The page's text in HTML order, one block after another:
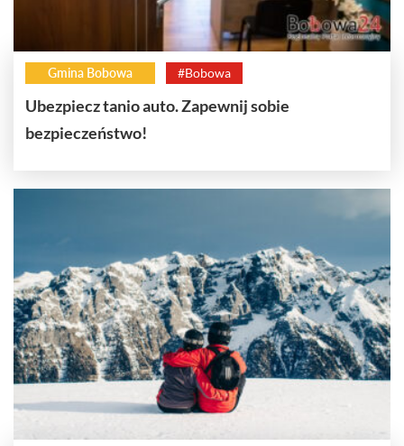
Gmina Bobowa #Bobowa
Ubezpiecz tanio auto. Zapewnij sobie
bezpieczeństwo!